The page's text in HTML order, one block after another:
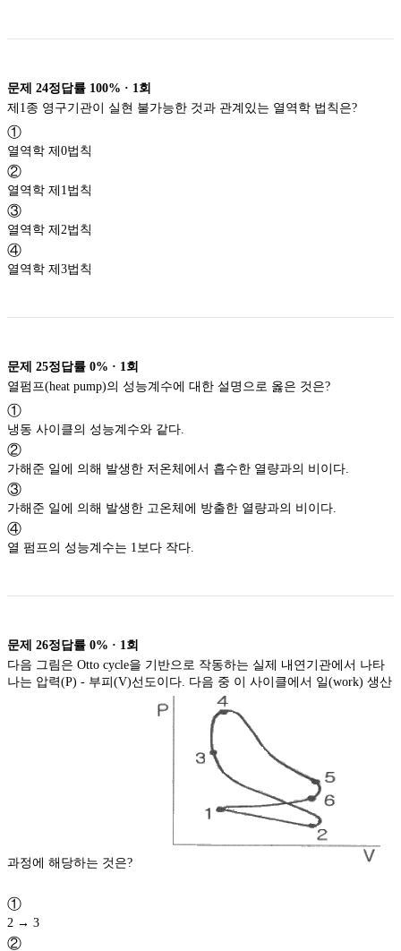
문제 24정답률 100% · 1 회
①
열역학 제0법칙
②
열역학 제1법칙
③
열역학 제2법칙
④
열역학 제3법칙
문제 25정답률 0% · 1 회
①
냉동 사이클의 성능계수와 같다.
②
가해준 일에 의해 발생한 저온체에서 흡수한 열량과의 비이다.
③
가해준 일에 의해 발생한 고온체에 방출한 열량과의 비이다.
④
열 펌프의 성능계수는 1보다 작다.
문제 26정답률 0% · 1 회
다음 그림은 Otto cycle을 기반으로 작동하는 실제 내연기관에서 나타
나는 압력(P) - 부피(V)선도이다. 다음 중 이 사이클에서 일(work) 생산
①
2 → 3
②